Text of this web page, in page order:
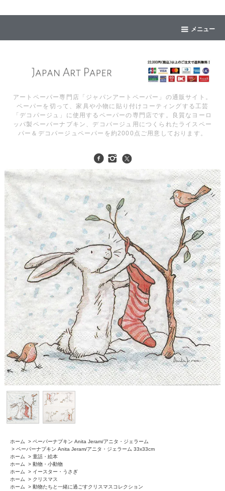
メニュー
アートペーパー専門店「ジャパンアートペーパー」の通販サイト。
ペーパーを切って、家具や小物に貼り付けコーティングする工芸
「デコパージュ」に使用するペーパーの専門店です。良質なヨーロ
ッパ製ペーパーナプキン、デコパージュ用につくられたライスペー
パー＆デコパージュペーパーを約2000点ご用意しております。
ホーム > ペーパーナプキン Anita Jeram/アニタ・ジェラーム
> ペーパーナプキン Anita Jeram/アニタ・ジェラーム 33x33cm
ホーム
> 童話・絵本
ホーム
> 動物・小動物
ホーム
> イースター・うさぎ
ホーム
> クリスマス
ホーム
> 動物たちと一緒に過ごすクリスマスコレクション